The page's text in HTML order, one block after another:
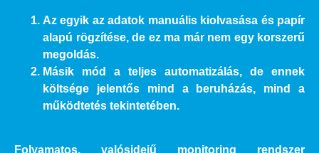
Az egyik az adatok manuális kiolvasása és papír
alapú rögzítése, de ez ma már nem egy korszerű
megoldás.
Másik mód a teljes automatizálás, de ennek
költsége jelentős mind a beruházás, mind a
működtetés tekintetében.
Folyamatos, valósidejű monitoring rendszer